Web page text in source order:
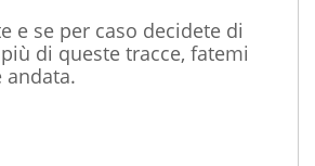
e se per caso decidete di
di queste tracce, fatemi
andata.